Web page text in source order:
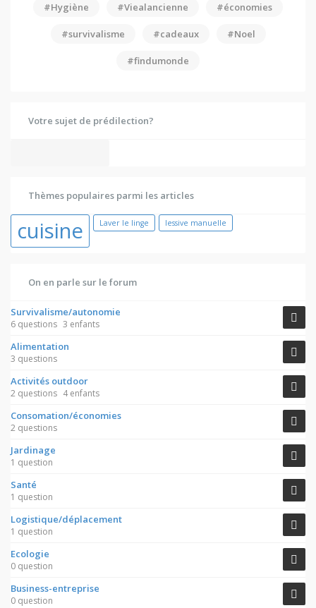
#Hygiène #Viealancienne #économies
#survivalisme #cadeaux #Noel
#findumonde
Votre sujet de prédilection?
Thèmes populaires parmi les articles
cuisine Laver le linge lessive manuelle
On en parle sur le forum
Survivalisme/autonomie
6 questions 3 enfants
Alimentation
3 questions
Activités outdoor
2 questions 4 enfants
Consomation/économies
2 questions
Jardinage
1 question
Santé
1 question
Logistique/déplacement
1 question
Ecologie
0 question
Business-entreprise
0 question